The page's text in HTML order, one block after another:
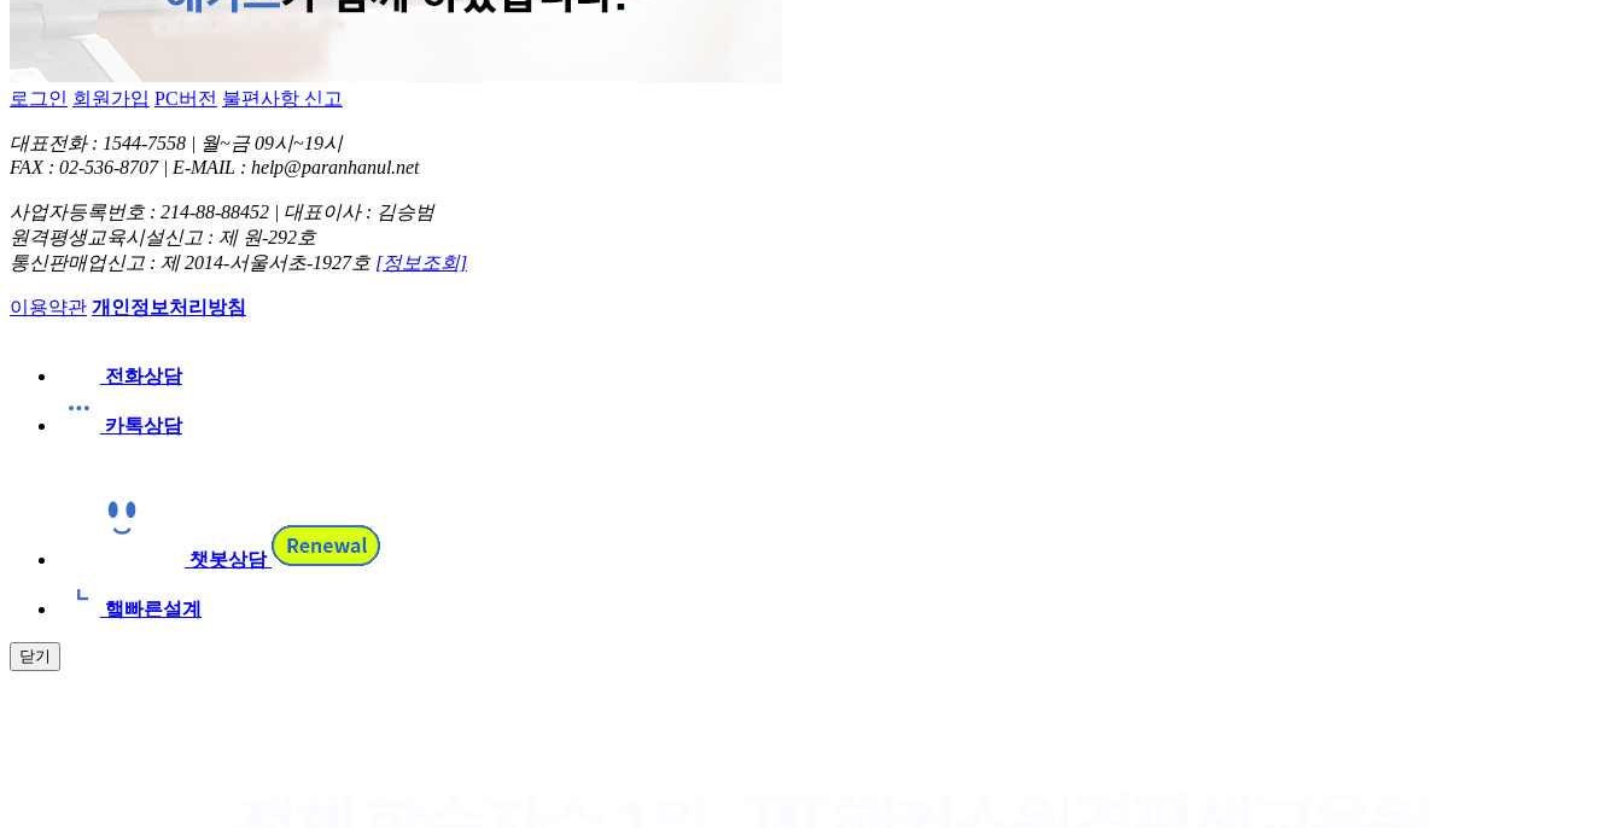
로그인 회원가입 PC버전 불편사항 신고
대표전화 : 1544-7558 | 월~금 09시~19시
FAX : 02-536-8707 | E-MAIL : help@paranhanul.net
사업자등록번호 : 214-88-88452 | 대표이사 : 김승범
원격평생교육시설신고 : 제 원-292호
통신판매업신고 : 제 2014-서울서초-1927호 [정보조회]
이용약관 개인정보처리방침
전화상담
카톡상담
챗봇상담
햌빠른설계
닫기